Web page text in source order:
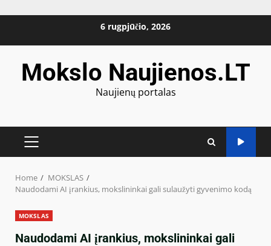
6 rugpjūčio, 2026
Mokslo Naujienos.LT
Naujienų portalas
PRIMARY
Home
MOKSLAS
Naudodami AI įrankius, mokslininkai gali sulaužyti gyvenimo kodą
MOKSLAS
Naudodami AI įrankius, mokslininkai gali